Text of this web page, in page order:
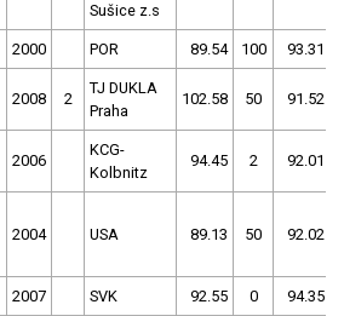
Sušice z.s
2000 POR 89.54 100 93.31
2008 2
TJ DUKLA
Praha
102.58 50 91.52
2006
KCG-
Kolbnitz
94.45 2 92.01
2004 USA 89.13 50 92.02
2007 SVK 92.55 0 94.35